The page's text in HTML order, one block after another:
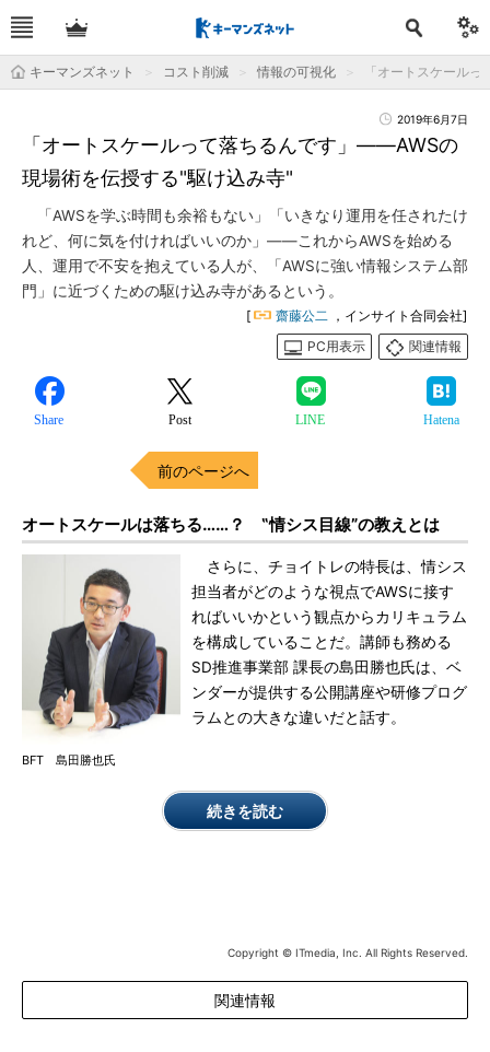
キーマンズネット コスト削減 情報の可視化 「オートスケール
2019年6月7日
「オートスケールって落ちるんです」――AWSの
現場術を伝授する"駆け込み寺"
「AWSを学ぶ時間も余裕もない」「いきなり運用を任されたけ
れど、何に気を付ければいいのか」――これからAWSを始める
人、運用で不安を抱えている人が、「AWSに強い情報システム部
門」に近づくための駆け込み寺があるという。
[ 齋藤公二 ，インサイト合同会社]
PC用表示
関連情報
Share Post LINE Hatena
前のページへ
オートスケールは落ちる……？ ‟情シス目線”の教えとは
BFT 島田勝也氏
さらに、チョイトレの特長は、情シス
担当者がどのような視点でAWSに接す
ればいいかという観点からカリキュラム
を構成していることだ。講師も務める
SD推進事業部 課長の島田勝也氏は、ベ
ンダーが提供する公開講座や研修プログ
ラムとの大きな違いだと話す。
続きを読む
Copyright © ITmedia, Inc. All Rights Reserved.
関連情報